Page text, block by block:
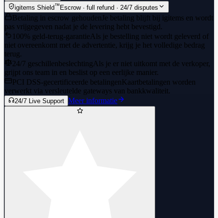
#AVAILABLE
INSTANT DELIVERY
igitems Shield™ Escrow · full refund · 24/7 disputes
Betaling in escrow gehouden Je betaling blijft bij igitems en wordt
pas vrijgegeven nadat je de levering hebt bevestigd.
100% geld-terug-garantieAls je bestelling niet wordt geleverd of
niet overeenkomt met de advertentie, krijg je het volledige bedrag
terug.
24/7 geschillenbeslechtingAls je er niet uitkomt met de verkoper,
grijpt ons team in en beslist op een eerlijke manier.
PCI DSS-gecertificeerde betalingenKaartbetalingen worden
verwerkt via versleutelde gateways van bankkwaliteit.
24/7 Live Support Meer informatie